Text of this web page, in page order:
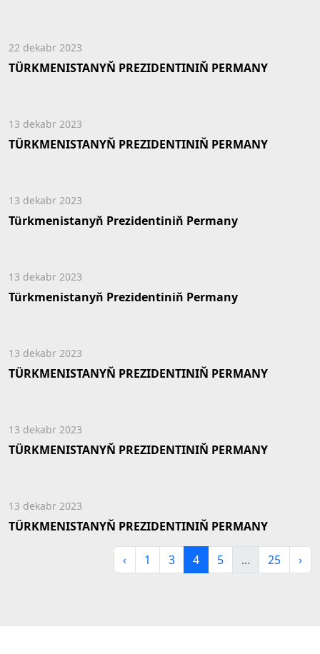
22 dekabr 2023
TÜRKMENISTANYŇ PREZIDENTINIŇ PERMANY
13 dekabr 2023
TÜRKMENISTANYŇ PREZIDENTINIŇ PERMANY
13 dekabr 2023
Türkmenistanyň Prezidentiniň Permany
13 dekabr 2023
Türkmenistanyň Prezidentiniň Permany
13 dekabr 2023
TÜRKMENISTANYŇ PREZIDENTINIŇ PERMANY
13 dekabr 2023
TÜRKMENISTANYŇ PREZIDENTINIŇ PERMANY
13 dekabr 2023
TÜRKMENISTANYŇ PREZIDENTINIŇ PERMANY
‹ 1 3 4 5 ... 25 ›